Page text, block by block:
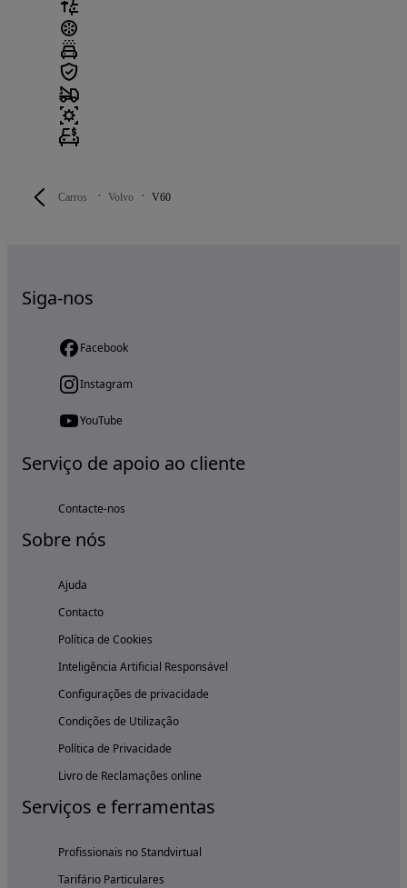
Carros Volvo V60
Siga-nos
Facebook
Instagram
YouTube
Serviço de apoio ao cliente
Contacte-nos
Sobre nós
Ajuda
Contacto
Política de Cookies
Inteligência Artificial Responsável
Configurações de privacidade
Condições de Utilização
Política de Privacidade
Livro de Reclamações online
Serviços e ferramentas
Profissionais no Standvirtual
Tarifário Particulares